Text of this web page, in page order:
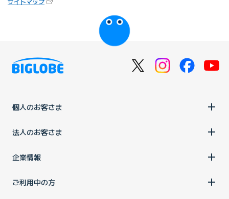
びっぷるのページ
個人のお客さま
法人のお客さま
企業情報
ご利用中の方